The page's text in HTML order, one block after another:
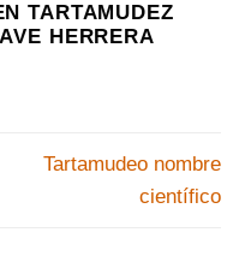
TARTAMUDEZ
HERRERA
Tartamudeo nombre
científico